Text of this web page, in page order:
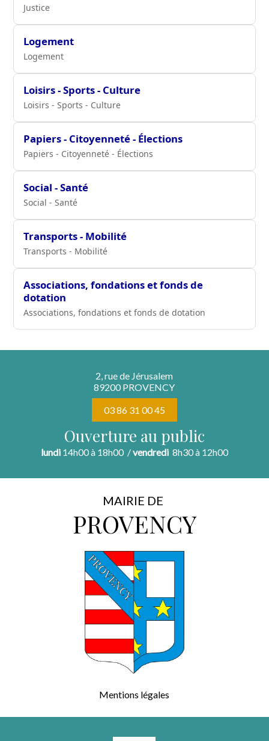
Justice
Logement
Logement
Loisirs - Sports - Culture
Loisirs - Sports - Culture
Papiers - Citoyenneté - Élections
Papiers - Citoyenneté - Élections
Social - Santé
Social - Santé
Transports - Mobilité
Transports - Mobilité
Associations, fondations et fonds de
dotation
Associations, fondations et fonds de dotation
2, rue de Jérusalem
89200 PROVENCY
03 86 31 00 45
Ouverture au public
lundi14h00 à 18h00 /vendredi8h30 à 12h00
MAIRIE DE
PROVENCY
Mentions légales